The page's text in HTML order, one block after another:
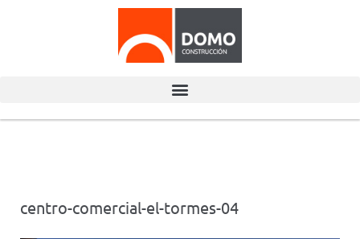
centro-comercial-el-tormes-04